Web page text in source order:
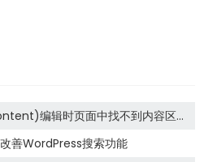
编辑时页面中找不到内容区
善WordPress搜索功能